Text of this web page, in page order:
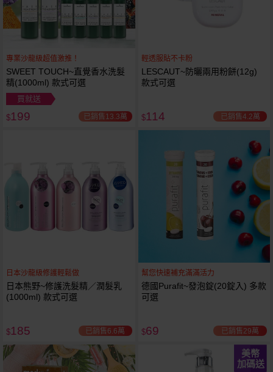
專業沙龍級超值激推！
SWEET TOUCH~直覺香水洗髮
精(1000ml) 款式可選
買就送
$199 已銷售13.3萬
輕透服貼不卡粉
LESCAUT~防曬兩用粉餅(12g)
款式可選
$114 已銷售4.2萬
日本沙龍級修護輕鬆做
日本熊野~修護洗髮精／潤髮乳
(1000ml) 款式可選
$185 已銷售6.6萬
幫您快速補充滿滿活力
德國Purafit~發泡錠(20錠入) 多款
可選
$69 已銷售29萬
美幣
加碼送